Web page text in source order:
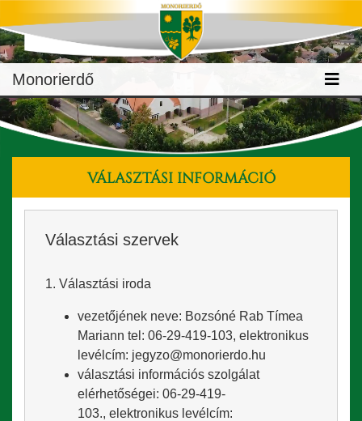
Monorierdő
VÁLASZTÁSI INFORMÁCIÓ
Választási szervek
1. Választási iroda
vezetőjének neve: Bozsóné Rab Tímea
Mariann tel: 06-29-419-103, elektronikus
levélcím: jegyzo@monorierdo.hu
választási információs szolgálat
elérhetőségei: 06-29-419-
103., elektronikus levélcím: